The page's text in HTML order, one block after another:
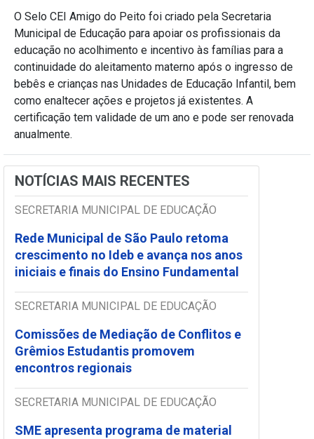
O Selo CEI Amigo do Peito foi criado pela Secretaria
Municipal de Educação para apoiar os profissionais da
educação no acolhimento e incentivo às famílias para a
continuidade do aleitamento materno após o ingresso de
bebês e crianças nas Unidades de Educação Infantil, bem
como enaltecer ações e projetos já existentes. A
certificação tem validade de um ano e pode ser renovada
anualmente.
NOTÍCIAS MAIS RECENTES
SECRETARIA MUNICIPAL DE EDUCAÇÃO
Rede Municipal de São Paulo retoma
crescimento no Ideb e avança nos anos
iniciais e finais do Ensino Fundamental
SECRETARIA MUNICIPAL DE EDUCAÇÃO
Comissões de Mediação de Conflitos e
Grêmios Estudantis promovem
encontros regionais
SECRETARIA MUNICIPAL DE EDUCAÇÃO
SME apresenta programa de material